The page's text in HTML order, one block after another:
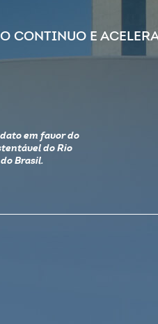
CONTINUO E
em favor do
do Rio
Brasil.